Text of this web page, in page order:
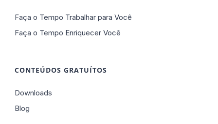
Faça o Tempo Trabalhar para Você
Faça o Tempo Enriquecer Você
CONTEÚDOS GRATUÍTOS
Downloads
Blog